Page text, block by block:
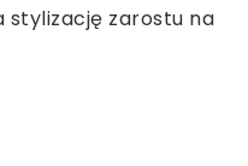
stylizację zarostu na